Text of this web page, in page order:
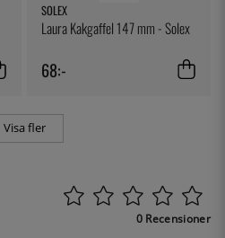
SOLEX
Laura Kakgaffel 147 mm - Solex
68:-
Visa fler
0 Recensioner